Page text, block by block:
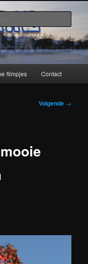
filmpjes Contact
Volgende →